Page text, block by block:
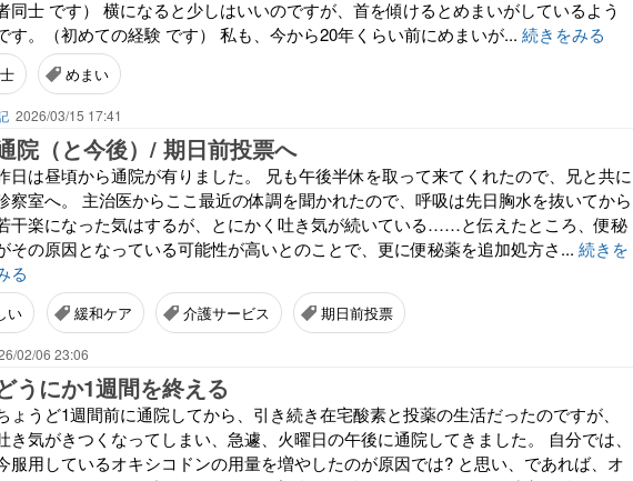
同士 です） 横になると少しはいいのですが、首を傾けるとめまいがしているよう
す。（初めての経験 です） 私も、今から20年くらい前にめまいが... 続きをみる
めまい
2026/03/15 17:41
院（と今後）/ 期日前投票へ
日は昼頃から通院が有りました。 兄も午後半休を取って来てくれたので、兄と共に
察室へ。 主治医からここ最近の体調を聞かれたので、呼吸は先日胸水を抜いてから
干楽になった気はするが、とにかく吐き気が続いている……と伝えたところ、便秘
その原因となっている可能性が高いとのことで、更に便秘薬を追加処方さ... 続きを
る
い 緩和ケア 介護サービス 期日前投票
02/06 23:06
うにか1週間を終える
ょうど1週間前に通院してから、引き続き在宅酸素と投薬の生活だったのですが、
き気がきつくなってしまい、急遽、火曜日の午後に通院してきました。 自分では、
服用しているオキシコドンの用量を増やしたのが原因では? と思い、であれば、オ